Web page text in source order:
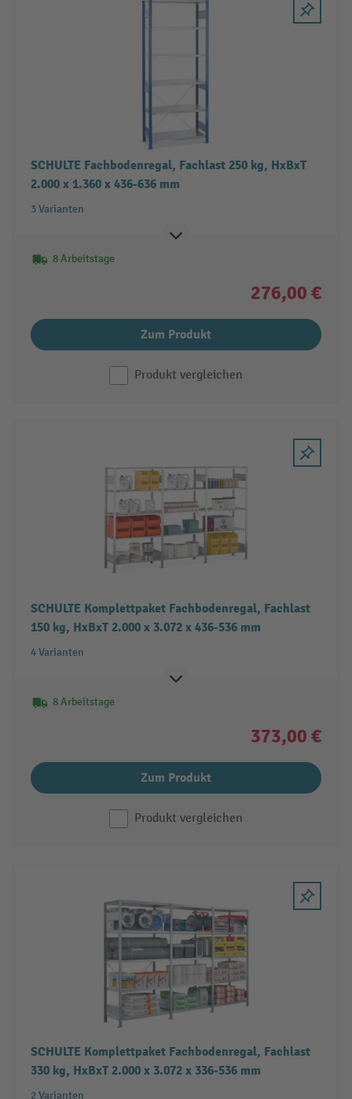
SCHULTE Fachbodenregal, Fachlast 250 kg, HxBxT
2.000 x 1.360 x 436-636 mm
3 Varianten
8 Arbeitstage
276,00 €
Zum Produkt
Produkt vergleichen
SCHULTE Komplettpaket Fachbodenregal, Fachlast
150 kg, HxBxT 2.000 x 3.072 x 436-536 mm
4 Varianten
8 Arbeitstage
373,00 €
Zum Produkt
Produkt vergleichen
SCHULTE Komplettpaket Fachbodenregal, Fachlast
330 kg, HxBxT 2.000 x 3.072 x 336-536 mm
2 Varianten